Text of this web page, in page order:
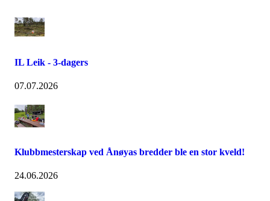
IL Leik - 3-dagers
07.07.2026
Klubbmesterskap ved Ånøyas bredder ble en stor kveld!
24.06.2026